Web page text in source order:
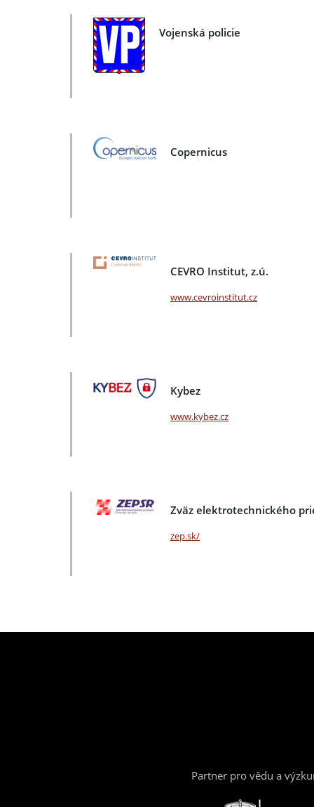
Vojenská policie
Copernicus
CEVRO Institut, z.ú.
www.cevroinstitut.cz
Kybez
www.kybez.cz
Zväz elektrotechnického
zep.sk/
Partner pro vědu a